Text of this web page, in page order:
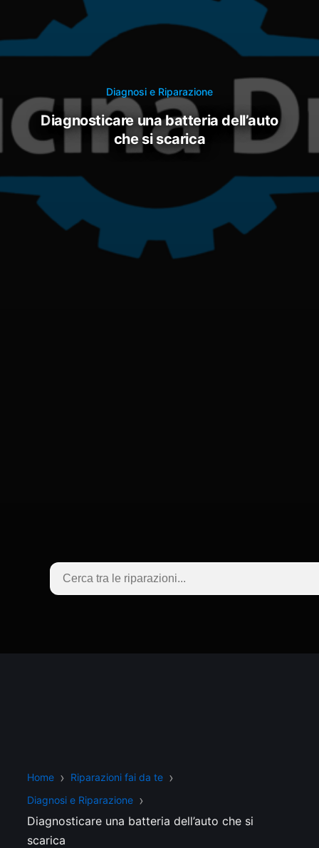
Diagnosi e Riparazione
diagnosticare una batteria dell’auto
che si scarica
Home
Riparazioni fai da te
Diagnosi e Riparazione
Diagnosticare una batteria dell’auto che si
scarica